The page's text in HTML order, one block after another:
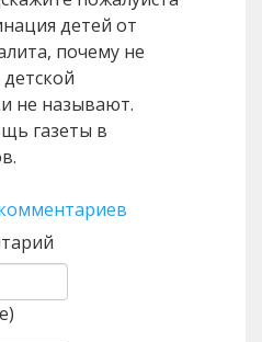
детей от
почему не
не называют.
газеты в